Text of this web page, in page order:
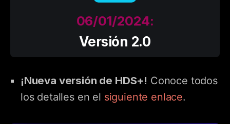
06/01/2024:
Versión 2.0
¡Nueva versión de HDS+! Conoce todos
los detalles en el siguiente enlace.